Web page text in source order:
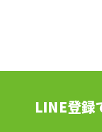
LINE登録